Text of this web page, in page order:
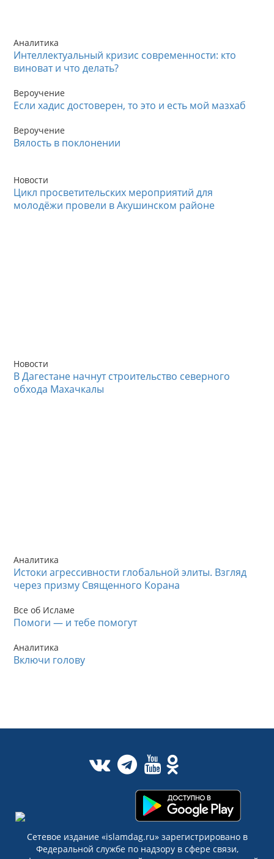
Аналитика
Интеллектуальный кризис современности: кто
виноват и что делать?
Вероучение
Если хадис достоверен, то это и есть мой мазхаб
Вероучение
Вялость в поклонении
Новости
Цикл просветительских мероприятий для
молодёжи провели в Акушинском районе
Новости
В Дагестане начнут строительство северного
обхода Махачкалы
Аналитика
Истоки агрессивности глобальной элиты. Взгляд
через призму Священного Корана
Все об Исламе
Помоги — и тебе помогут
Аналитика
Включи голову
Сетевое издание «islamdag.ru» зарегистрировано в
Федеральной службе по надзору в сфере связи,